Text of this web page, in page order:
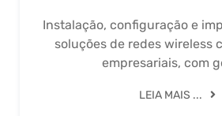
Instalação, configuração e
soluções de redes wireless
empresariais, com
LEIA MAIS ...